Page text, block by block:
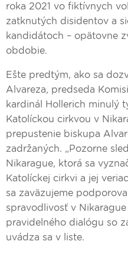
roka 2021 vo fiktívnych
zatknutých disidentov a
kandidátoch – opätovne
obdobie.
Ešte predtým, ako sa
Alvareza, predseda
kardinál Hollerich minulý
Katolíckou cirkvou v
prepustenie biskupa
zadržaných. „Pozorne
Nikarague, ktorá sa
Katolíckej cirkvi a jej
sa zaväzujeme
spravodlivosť v
pravidelného dialógu so
uvádza sa v liste.